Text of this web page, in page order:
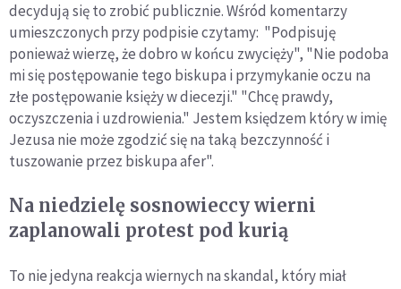
decydują się to zrobić publicznie. Wśród komentarzy
umieszczonych przy podpisie czytamy: "Podpisuję
ponieważ wierzę, że dobro w końcu zwycięży", "Nie podoba
mi się postępowanie tego biskupa i przymykanie oczu na
złe postępowanie księży w diecezji." "Chcę prawdy,
oczyszczenia i uzdrowienia." Jestem księdzem który w imię
Jezusa nie może zgodzić się na taką bezczynność i
tuszowanie przez biskupa afer".
Na niedzielę sosnowieccy wierni
zaplanowali protest pod kurią
To nie jedyna reakcja wiernych na skandal, który miał